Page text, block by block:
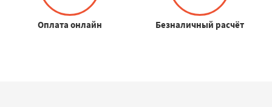
Оплата онлайн Безналичный расчёт